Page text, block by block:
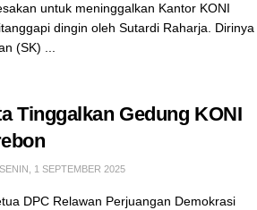
untuk meninggalkan Kantor KONI
dingin oleh Sutardi Raharja. Dirinya
(SK) ...
Tinggalkan Gedung KONI
1 SEPTEMBER 2025
DPC Relawan Perjuangan Demokrasi